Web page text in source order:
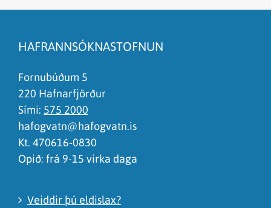
Það er of mikið efni á síðunni
Ég skil ekki efnið, finnst það of flókið
HAFRANNSÓKNASTOFNUN
Fornubúðum 5
220 Hafnarfjörður
Sími: 575 2000
hafogvatn@hafogvatn.is
Kt. 470616-0830
Opið: frá 9-15 virka daga
Veiddir þú eldislax?